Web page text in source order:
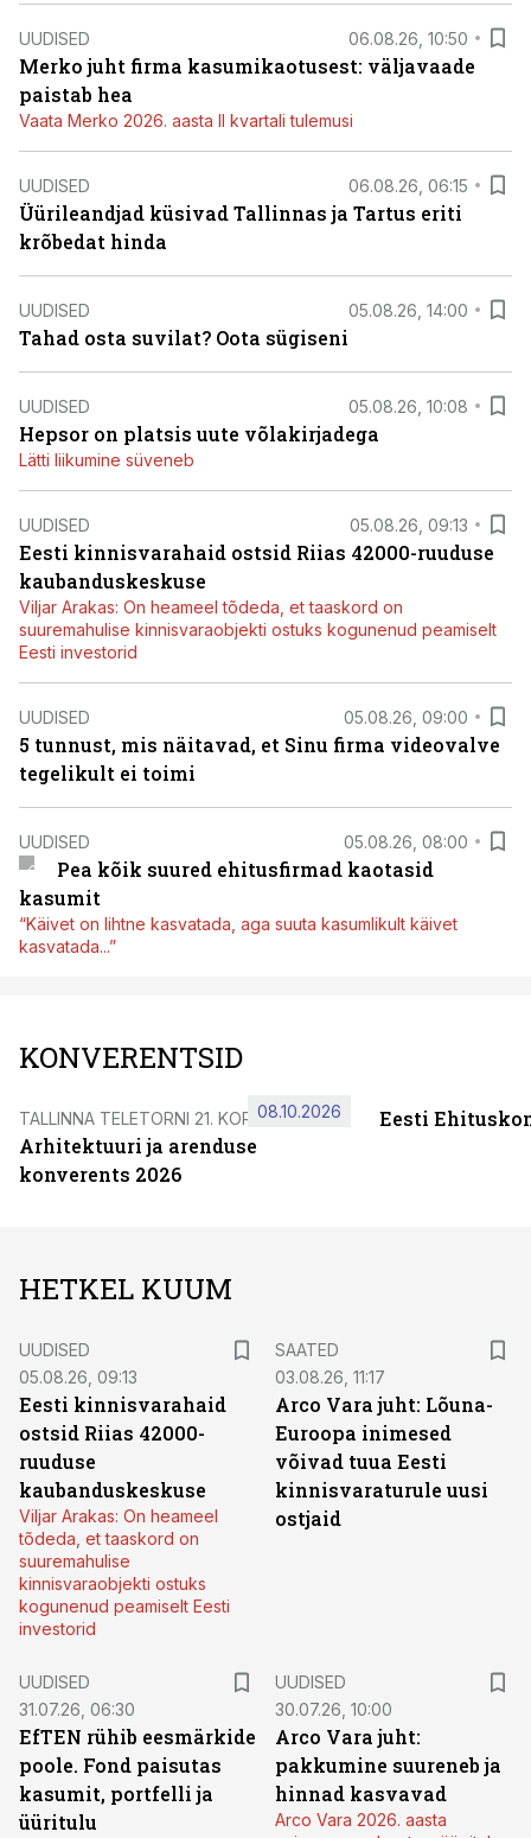
UUDISED 06.08.26, 10:50
Merko juht firma kasumikaotusest: väljavaade
paistab hea
Vaata Merko 2026. aasta II kvartali tulemusi
UUDISED 06.08.26, 06:15
Üürileandjad küsivad Tallinnas ja Tartus eriti
krõbedat hinda
UUDISED 05.08.26, 14:00
Tahad osta suvilat? Oota sügiseni
UUDISED 05.08.26, 10:08
Hepsor on platsis uute võlakirjadega
Lätti liikumine süveneb
UUDISED 05.08.26, 09:13
Eesti kinnisvarahaid ostsid Riias 42000-ruuduse
kaubanduskeskuse
Viljar Arakas: On heameel tõdeda, et taaskord on
suuremahulise kinnisvaraobjekti ostuks kogunenud peamiselt
Eesti investorid
UUDISED 05.08.26, 09:00
5 tunnust, mis näitavad, et Sinu firma videovalve
tegelikult ei toimi
UUDISED 05.08.26, 08:00
Pea kõik suured ehitusfirmad kaotasid
kasumit
“Käivet on lihtne kasvatada, aga suuta kasumlikult käivet
kasvatada...”
KONVERENTSID
TALLINNA TELETORNI 21. KORRUSEL
Arhitektuuri ja arenduse
konverents 2026
08.10.2026 Eesti
HETKEL KUUM
UUDISED
05.08.26, 09:13
Eesti kinnisvarahaid
ostsid Riias 42000-
ruuduse
kaubanduskeskuse
Viljar Arakas: On heameel
tõdeda, et taaskord on
suuremahulise
kinnisvaraobjekti ostuks
kogunenud peamiselt Eesti
investorid
SAATED
03.08.26, 11:17
Arco Vara juht: Lõuna-
Euroopa inimesed
võivad tuua Eesti
kinnisvaraturule uusi
ostjaid
UUDISED
31.07.26, 06:30
EfTEN rühib eesmärkide
poole. Fond paisutas
kasumit, portfelli ja
üüritulu
UUDISED
30.07.26, 10:00
Arco Vara juht:
pakkumine suureneb ja
hinnad kasvavad
Arco Vara 2026. aasta